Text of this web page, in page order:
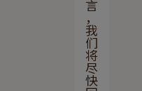
言
，
我
们
将
尽
快